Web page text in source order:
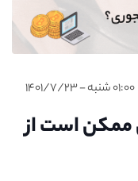
۰۱:۰۰ شنبه - ۱۴۰۱/۷/۲۳
ممکن است از